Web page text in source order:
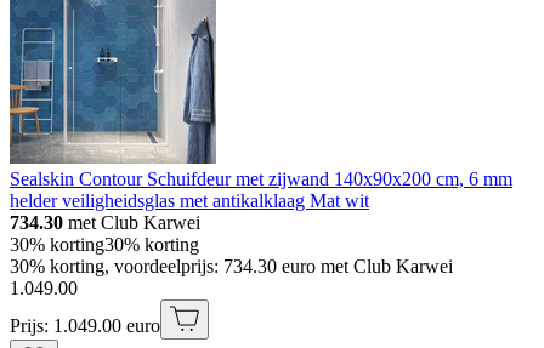
Sealskin Contour Schuifdeur met zijwand 140x90x200 cm, 6 mm
helder veiligheidsglas met antikalklaag Mat wit
734.30 met Club Karwei
30% korting30% korting
30% korting, voordeelprijs: 734.30 euro met Club Karwei
1 .049.00
Prijs: 1.049.00 euro